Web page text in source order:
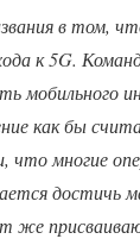
в том,
к 5G.
мобильного
как бы
что многие
достичь
же